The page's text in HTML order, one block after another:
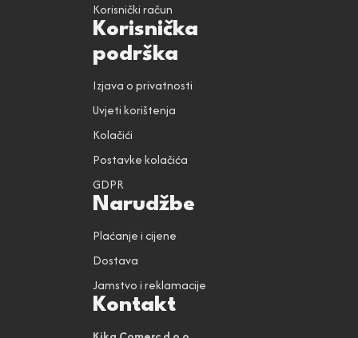
Korisnički račun
Korisnička
podrška
Izjava o privatnosti
Uvjeti korištenja
Kolačići
Postavke kolačića
GDPR
Narudžbe
Plaćanje i cijene
Dostava
Jamstvo i reklamacije
Kontakt